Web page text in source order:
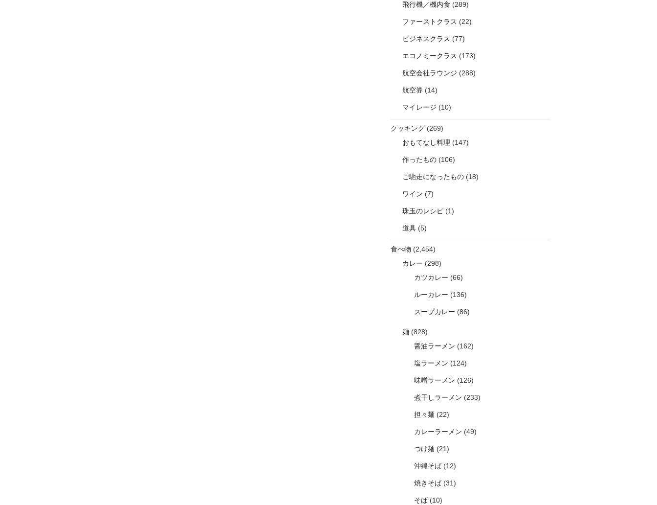
飛行機／機内食 (289)
ファーストクラス (22)
ビジネスクラス (77)
エコノミークラス (173)
航空会社ラウンジ (288)
航空券 (14)
マイレージ (10)
クッキング(269)
おもてなし料理 (147)
作ったもの(106)
ご馳走になったもの(18)
ワイン (7)
珠玉のレシピ(1)
道具(5)
食べ物 (2,454)
カレー (298)
カツカレー (66)
ルーカレー (136)
スープカレー (86)
麺(828)
醤油ラーメン (162)
塩ラーメン (124)
味噌ラーメン (126)
煮干しラーメン (233)
担々麺(22)
カレーラーメン (49)
つけ麺(21)
沖縄そば(12)
焼きそば(31)
そば(10)